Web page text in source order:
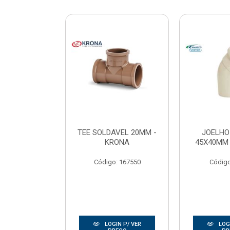
TEE SOLDAVEL 20MM -
KRONA
Código: 167550
LOGIN P/ VER